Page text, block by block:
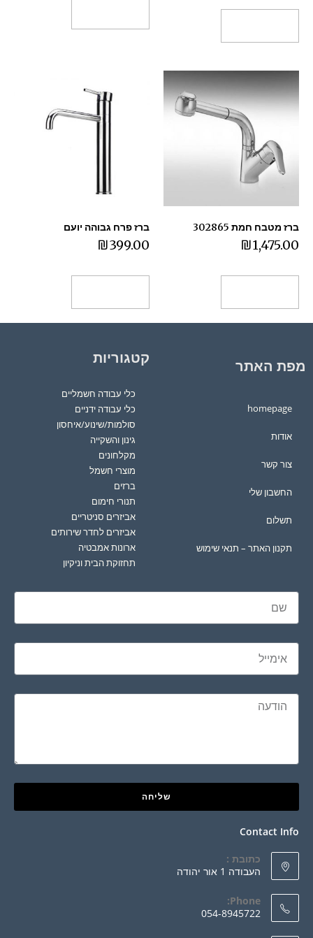
ברז מטבח חמת 302865
₪1,475.00
ברז פרח גבוהה יועם
₪399.00
מפת האתר
homepage
אודות
צור קשר
החשבון שלי
תשלום
תקנון האתר – תנאי שימוש
קטגוריות
כלי עבודה חשמליים
כלי עבודה ידניים
סולמות/שינוע/איחסון
גינון והשקייה
מקלחונים
מוצרי חשמל
ברזים
תנורי חימום
אביזרים סניטריים
אביזרים לחדר שירותים
ארונות אמבטיה
תחזוקת הבית וניקיון
שליחה
Contact Info
כתובת :
העבודה 1 אור יהודה
Phone:
054-8945722